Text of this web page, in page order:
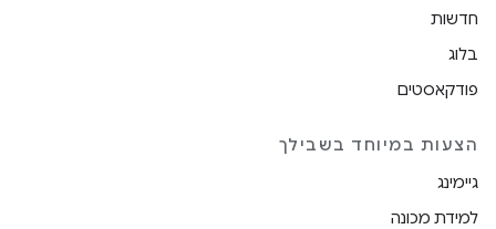
חדשות
בלוג
פודקאסטים
הצעות במיוחד בשבילך
גיימינג
למידת מכונה